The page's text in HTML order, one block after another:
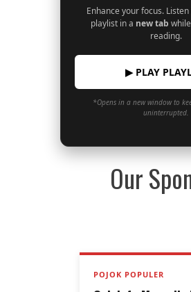
Enhance your focus.
playlist in a new tab
reading.
▶ PLAY
*Opens in a new window to
uninterrupted.
Our
POJOK POPULER